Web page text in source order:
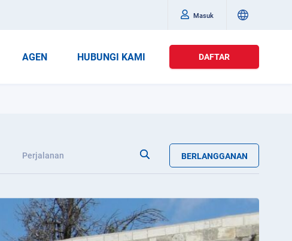
Masuk
AGEN HUBUNGI KAMI DAFTAR
Perjalanan BERLANGGANAN